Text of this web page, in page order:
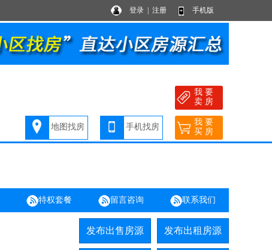
登录 注册 手机版
地图找房 手机找房
我 要
卖 房
我 要
买 房
特权套餐 留言咨询 联系我们
发布出售房源 发布出租房源